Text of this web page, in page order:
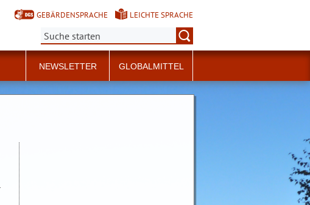
GEBÄRDENSPRACHE
LEICHTE SPRACHE
Suche:
NEWSLETTER GLOBALMITTEL